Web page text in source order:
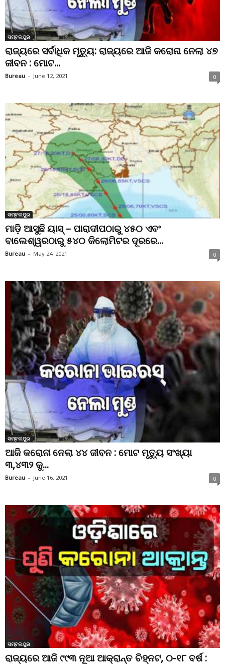
ସମ୍ବଲପୁର
ରାଜ୍ୟରେ ସର୍ବାଧିକ ମୃତ୍ୟୁ: ରାଜ୍ୟରେ ଆଜି କରୋନା ନେଲା ୪୭
ଜୀବନ : ମୋଟ...
Bureau - June 12, 2021 0
ସମ୍ବଲପୁର
ମାଡ଼ି ଆସୁଛି ୟାସ୍ – ପାରାଦୀପଠାରୁ ୪୫୦ ଏବଂ
ବାଲେଶ୍ୱରଠାରୁ ୫୪୦ କିଲୋମିଟର ଦୂରରେ...
Bureau - May 24, 2021 0
ସମ୍ବଲପୁର
ଆଜି କରୋନା ନେଲା ୪୪ ଜୀବନ : ମୋଟ ମୃତ୍ୟୁ ସଂଖ୍ୟା
୩,୪୩୨ କୁ...
Bureau - June 16, 2021 0
ସମ୍ବଲପୁର
ରାଜ୍ୟରେ ଆଜି ୯୯୩ ନୂଆ ଆକ୍ରାନ୍ତ ଚିହ୍ନଟ, ୦-୧୮ ବର୍ଷ :